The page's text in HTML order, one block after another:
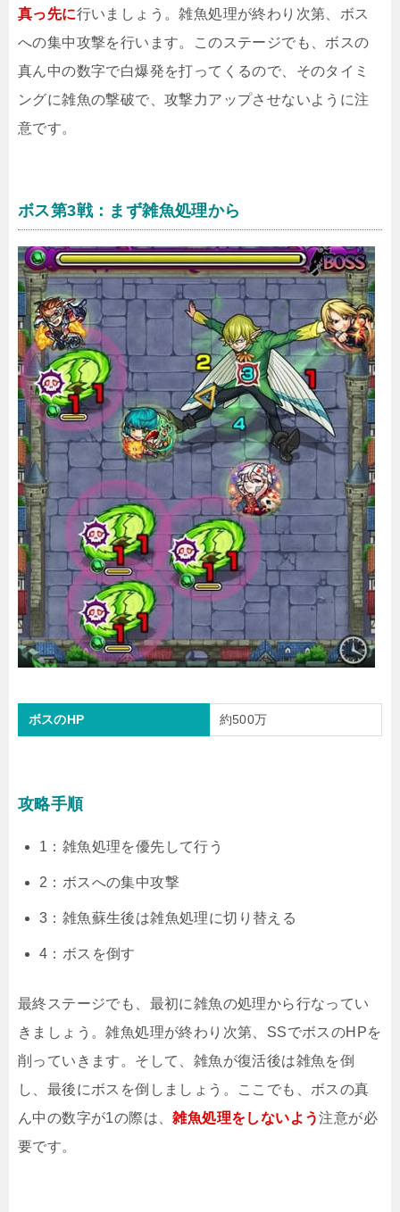
真っ先に行いましょう。雑魚処理が終わり次第、ボス
への集中攻撃を行います。このステージでも、ボスの
真ん中の数字で白爆発を打ってくるので、そのタイミ
ングに雑魚の撃破で、攻撃力アップさせないように注
意です。
ボス第3戦：まず雑魚処理から
ボスのHP 約500万
攻略手順
1：雑魚処理を優先して行う
2：ボスへの集中攻撃
3：雑魚蘇生後は雑魚処理に切り替える
4：ボスを倒す
最終ステージでも、最初に雑魚の処理から行なってい
きましょう。雑魚処理が終わり次第、SSでボスのHPを
削っていきます。そして、雑魚が復活後は雑魚を倒
し、最後にボスを倒しましょう。ここでも、ボスの真
ん中の数字が1の際は、雑魚処理をしないよう注意が必
要です。